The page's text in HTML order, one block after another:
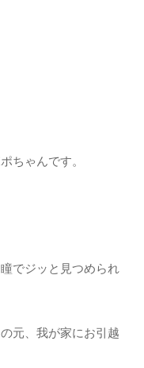
ちゃんです。
でジッと見つめられ
元、我が家にお引越